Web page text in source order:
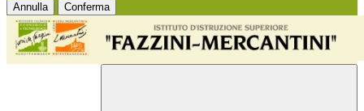
Annulla Conferma